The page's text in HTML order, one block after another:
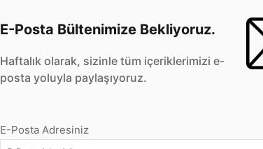
E-Posta Bültenimize Bekliyoruz.
Haftalık olarak, sizinle tüm içeriklerimizi e-
posta yoluyla paylaşıyoruz.
E-Posta Adresiniz